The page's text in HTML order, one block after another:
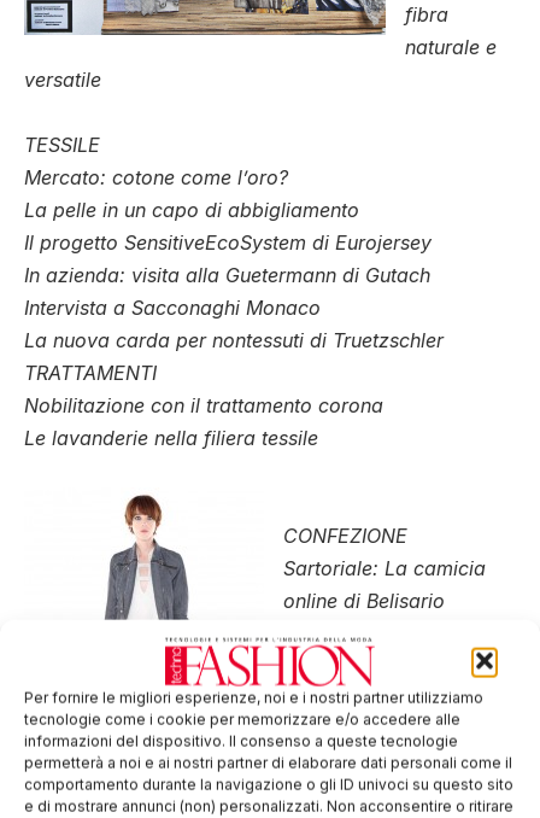
Per fornire le migliori esperienze, noi e i nostri partner utilizziamo
tecnologie come i cookie per memorizzare e/o accedere alle
informazioni del dispositivo. Il consenso a queste tecnologie
permetterà a noi e ai nostri partner di elaborare dati personali come il
comportamento durante la navigazione o gli ID univoci su questo sito
e di mostrare annunci (non) personalizzati. Non acconsentire o ritirare
fibra
naturale e
versatile
TESSILE
Mercato: cotone come l’oro?
La pelle in un capo di abbigliamento
Il progetto SensitiveEcoSystem di Eurojersey
In azienda: visita alla Guetermann di Gutach
Intervista a Sacconaghi Monaco
La nuova carda per nontessuti di Truetzschler
TRATTAMENTI
Nobilitazione con il trattamento corona
Le lavanderie nella filiera tessile
CONFEZIONE
Sartoriale: La camicia
online di Belisario
Ufficio modelli: intervista
a Tiziana Musa
(GIR+A&F)
Dal capo al modello: un
giubbino di C’N’C’
Costume National